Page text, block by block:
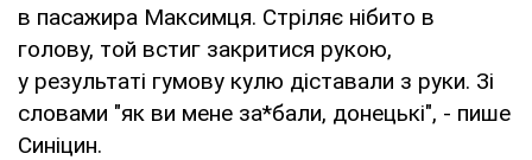
в пасажира Максимця. Стріляє нібито в
голову, той встиг закритися рукою,
у результаті гумову кулю діставали з руки. Зі
словами "як ви мене за*бали, донецькі", - пише
Синіцин.